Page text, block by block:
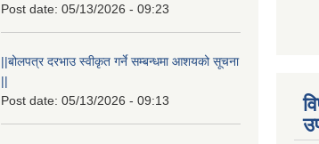
Post date: 05/13/2026 - 09:23
||बोलपत्र दरभाउ स्वीकृत गर्ने सम्बन्धमा आशयको सूचना
||
Post date: 05/13/2026 - 09:13